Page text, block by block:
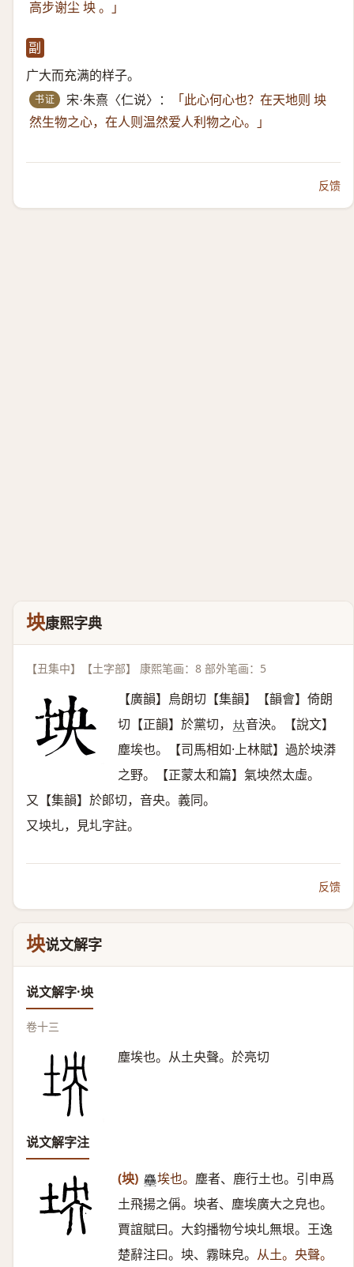
高步谢尘 坱 。」
副
广大而充满的样子。
书证 宋·朱熹〈仁说〉：
「此心何心也？在天地则 坱
然生物之心，在人则温然爱人利物之心。」
反馈
坱康熙字典
【丑集中】【土字部】 康熙笔画：8 部外笔画：5
【廣韻】烏朗切【集韻】【韻會】倚朗
切【正韻】於黨切， 𠀤音泱。【說文】
塵埃也。【司馬相如·上林賦】過於坱漭
之野。【正蒙太和篇】氣坱然太虛。
又【集韻】於郞切，音央。義同。
又坱圠，見圠字註。
反馈
坱说文解字
说文解字·坱
卷十三
塵埃也。从土央聲。於亮切
说文解字注
(坱) 𪋻 埃也。 塵者、鹿行土也。引申爲
土飛揚之偁。坱者、塵埃廣大之皃也。
賈誼賦曰。大鈞播物兮坱圠無垠。王逸
楚辭注曰。坱、霧昧皃。 从土。央聲。